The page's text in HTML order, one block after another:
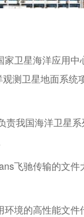
卫星海洋应用
测卫星地面系
我国海洋卫星
飞驰传输的文
境的高性能文